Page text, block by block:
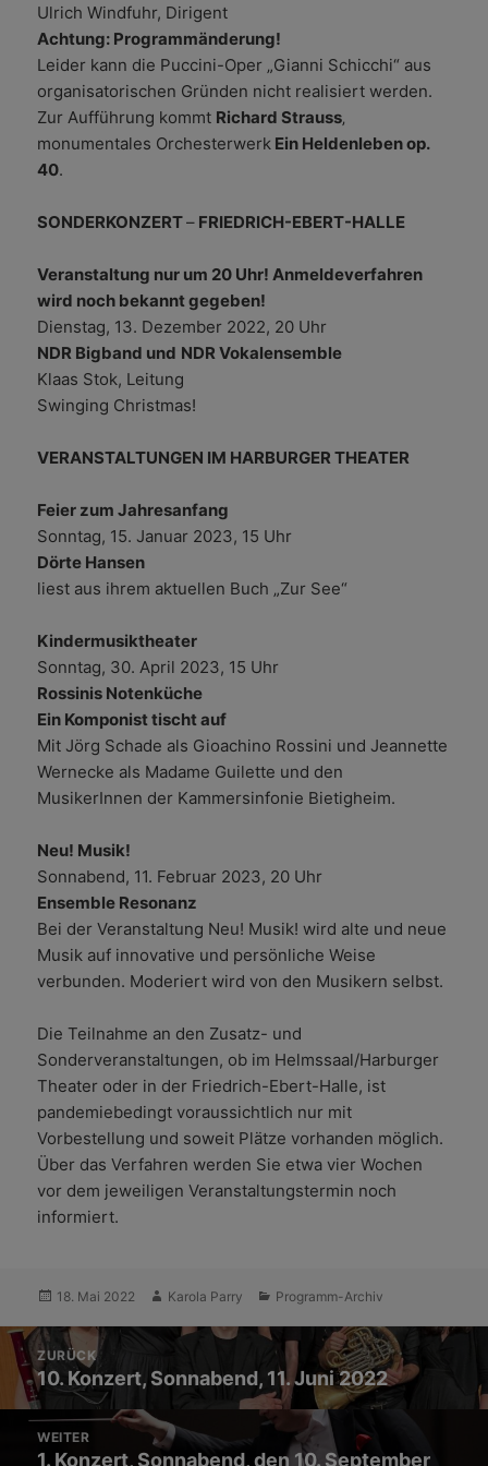
Ulrich Windfuhr, Dirigent
Achtung: Programmänderung!
Leider kann die Puccini-Oper „Gianni Schicchi“ aus
organisatorischen Gründen nicht realisiert werden.
Zur Aufführung kommt Richard Strauss‚
monumentales Orchesterwerk Ein Heldenleben op.
40.
SONDERKONZERT– FRIEDRICH-EBERT-HALLE
Veranstaltung nur um 20 Uhr! Anmeldeverfahren
wird noch bekannt gegeben!
Dienstag, 13. Dezember 2022, 20 Uhr
NDR Bigband und NDR Vokalensemble
Klaas Stok, Leitung
Swinging Christmas!
VERANSTALTUNGEN IM HARBURGER THEATER
Feier zum Jahresanfang
Sonntag, 15. Januar 2023, 15 Uhr
Dörte Hansen
liest aus ihrem aktuellen Buch „Zur See“
Kindermusiktheater
Sonntag, 30. April 2023, 15 Uhr
Rossinis Notenküche
Ein Komponist tischt auf
Mit Jörg Schade als Gioachino Rossini und Jeannette
Wernecke als Madame Guilette und den
MusikerInnen der Kammersinfonie Bietigheim.
Neu! Musik!
Sonnabend, 11. Februar 2023, 20 Uhr
Ensemble Resonanz
Bei der Veranstaltung Neu! Musik! wird alte und neue
Musik auf innovative und persönliche Weise
verbunden. Moderiert wird von den Musikern selbst.
Die Teilnahme an den Zusatz- und
Sonderveranstaltungen, ob im Helmssaal/Harburger
Theater oder in der Friedrich-Ebert-Halle, ist
pandemiebedingt voraussichtlich nur mit
Vorbestellung und soweit Plätze vorhanden möglich.
Über das Verfahren werden Sie etwa vier Wochen
vor dem jeweiligen Veranstaltungstermin noch
informiert.
Veröffentlicht
18. Mai 2022 Autor
Karola Parry Kategorien
Programm-Archiv
Beitrags-
Navigation
ZURÜCK
Vorheriger
Beitrag:
10. Konzert, Sonnabend, 11. Juni 2022
WEITER
Nächster
1. Konzert, Sonnabend, den 10. September